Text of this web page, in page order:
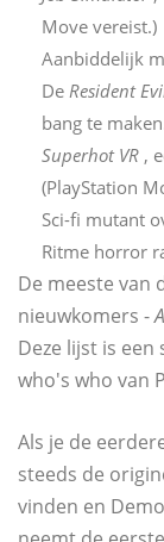
Move vereist.)
Aanbiddelijk
De Resident
bang te
Superhot VR ,
(PlayStation
Sci-fi mutant
Ritme horror
De meeste van
nieuwkomers -
Deze lijst is
who's who van
Als je de
steeds de
vinden en